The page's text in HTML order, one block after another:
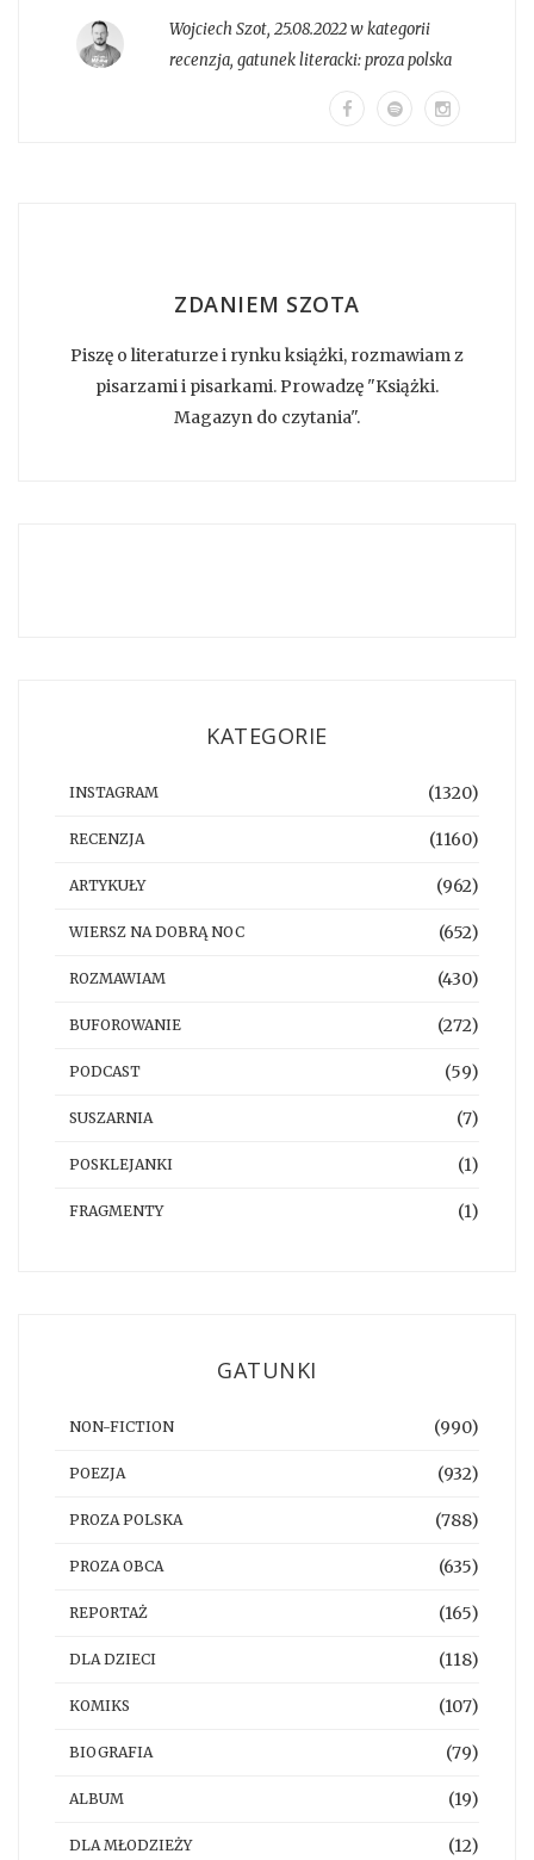
Wojciech Szot, 25.08.2022 w kategorii
recenzja, gatunek literacki:proza polska
ZDANIEM SZOTA
Piszę o literaturze i rynku książki, rozmawiam z
pisarzami i pisarkami. Prowadzę "Książki.
Magazyn do czytania".
KATEGORIE
INSTAGRAM (1320)
RECENZJA (1160)
ARTYKUŁY (962)
WIERSZ NA DOBRĄ NOC (652)
ROZMAWIAM (430)
BUFOROWANIE (272)
PODCAST (59)
SUSZARNIA (7)
POSKLEJANKI (1)
FRAGMENTY (1)
GATUNKI
NON-FICTION (990)
POEZJA (932)
PROZA POLSKA (788)
PROZA OBCA (635)
REPORTAŻ (165)
DLA DZIECI (118)
KOMIKS (107)
BIOGRAFIA (79)
ALBUM (19)
DLA MŁODZIEŻY (12)